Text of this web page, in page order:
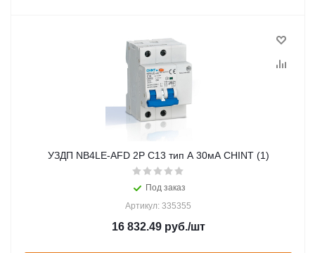
УЗДП NB4LE-AFD 2P C13 тип A 30мА CHINT (1)
Под заказ
Артикул: 335355
16 832.49руб./шт